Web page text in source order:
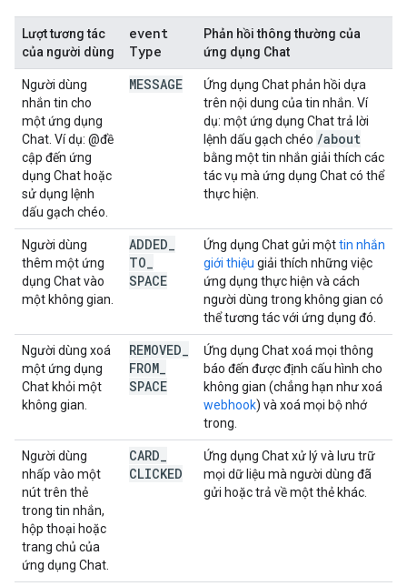
Lượt tương tác
của người dùng
event
Type
Phản hồi thông thường của
ứng dụng Chat
Người dùng
nhắn tin cho
một ứng dụng
Chat. Ví dụ: @đề
cập đến ứng
dụng Chat hoặc
sử dụng lệnh
dấu gạch chéo.
MESSAGE
Ứng dụng Chat phản hồi dựa
trên nội dung của tin nhắn. Ví
dụ: một ứng dụng Chat trả lời
lệnh dấu gạch chéo /about
bằng một tin nhắn giải thích các
tác vụ mà ứng dụng Chat có thể
thực hiện.
Người dùng
thêm một ứng
dụng Chat vào
một không gian.
ADDED
TO
SPACE
Ứng dụng Chat gửi mộttin nhắn
giới thiệu giải thích những việc
ứng dụng thực hiện và cách
người dùng trong không gian có
thể tương tác với ứng dụng đó.
Người dùng xoá
một ứng dụng
Chat khỏi một
không gian.
REMOVED
FROM
SPACE
Ứng dụng Chat xoá mọi thông
báo đến được định cấu hình cho
không gian (chẳng hạn như xoá
webhook) và xoá mọi bộ nhớ
trong.
Người dùng
nhấp vào một
nút trên thẻ
trong tin nhắn,
hộp thoại hoặc
trang chủ của
ứng dụng Chat.
CARD
CLICKED
Ứng dụng Chat xử lý và lưu trữ
mọi dữ liệu mà người dùng đã
gửi hoặc trả về một thẻ khác.